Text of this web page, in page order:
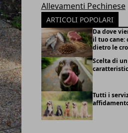
Allevamenti Pechinese
ARTICOLI POPOLARI
Da dove
il tuo cane:
dietro le
Scelta di
Tutti i